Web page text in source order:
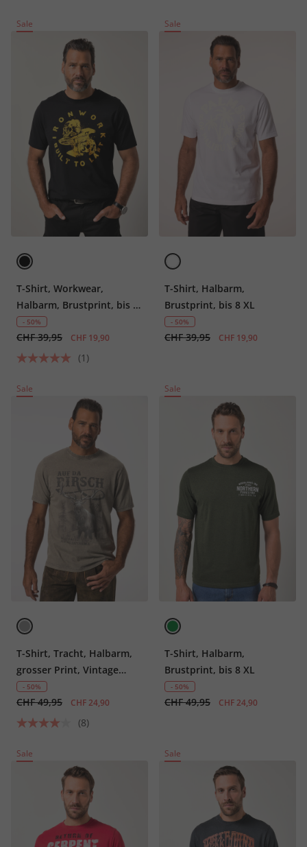
Sale
T-Shirt, Workwear,
Halbarm, Brustprint, bis 8
XL- 50%
CHF 39,95 CHF 19,90
(1)
Sale
T-Shirt, Halbarm,
Brustprint, bis 8 XL
- 50%
CHF 39,95 CHF 19,90
Sale
T-Shirt, Tracht, Halbarm,
grosser Print, Vintage
Look, Brustprint,
Rundhals
- 50%
CHF 49,95 CHF 24,90
(8)
Sale
T-Shirt, Halbarm,
Brustprint, bis 8 XL
- 50%
CHF 49,95 CHF 24,90
Sale Sale